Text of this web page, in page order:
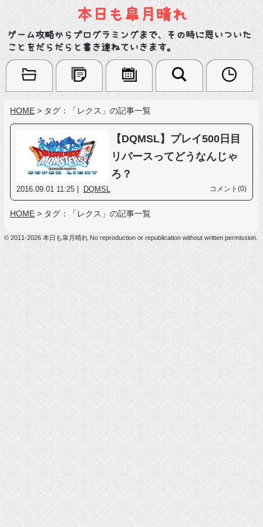
本日も皐月晴れ
ゲーム攻略からプログラミングまで、その時に思いついた
ことをだらだらと書き連ねていきます。
HOME > タグ：「レクス」の記事一覧
【DQMSL】プレイ500日目
リバースってどうなんじゃ
ろ？
2016.09.01 11:25 | DQMSL コメント(0)
HOME > タグ：「レクス」の記事一覧
© 2011-2026 本日も皐月晴れ No reproduction or republication without written permission.